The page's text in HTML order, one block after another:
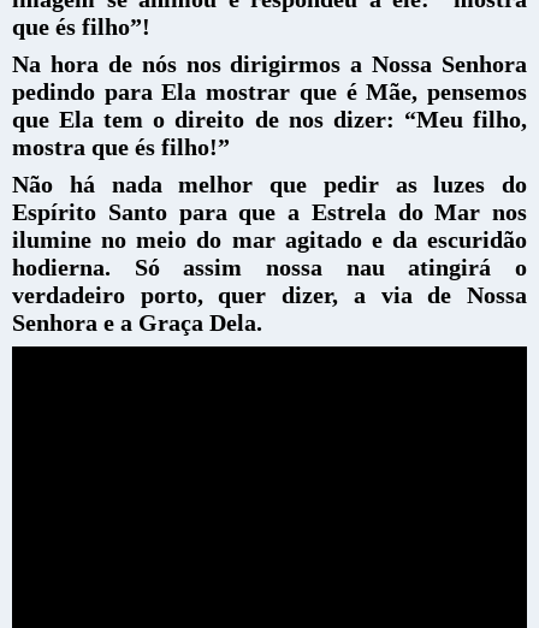
que és filho”!
Na hora de nós nos dirigirmos a Nossa Senhora
pedindo para Ela mostrar que é Mãe, pensemos
que Ela tem o direito de nos dizer: “Meu filho,
mostra que és filho!”
Não há nada melhor que pedir as luzes do
Espírito Santo para que a Estrela do Mar nos
ilumine no meio do mar agitado e da escuridão
hodierna. Só assim nossa nau atingirá o
verdadeiro porto, quer dizer, a via de Nossa
Senhora e a Graça Dela.